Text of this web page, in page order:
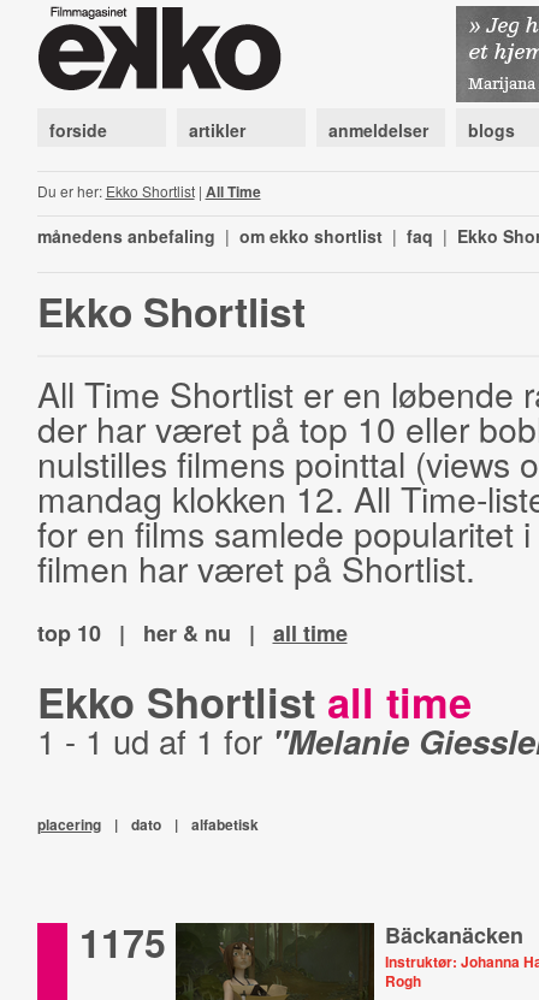
forside artikler anmeldelser blogs
Du er her: Ekko Shortlist| All Time
månedens anbefaling | om ekko shortlist | faq | Ekko
Ekko Shortlist
All Time Shortlist er en løbende
der har været på top 10 eller
nulstilles filmens pointtal (views
mandag klokken 12. All Time-
for en films samlede popularitet
filmen har været på Shortlist.
top 10 | her & nu | all time
Ekko Shortlist all time
1 - 1 ud af 1 for "Melanie
placering | dato | alfabetisk
1175 Bäckanäcken
Instruktør: Johanna
Rogh